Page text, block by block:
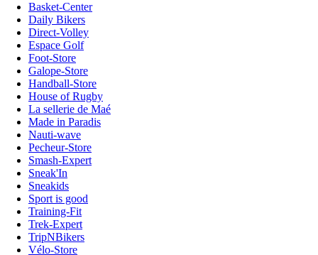
Basket-Center
Daily Bikers
Direct-Volley
Espace Golf
Foot-Store
Galope-Store
Handball-Store
House of Rugby
La sellerie de Maé
Made in Paradis
Nauti-wave
Pecheur-Store
Smash-Expert
Sneak'In
Sneakids
Sport is good
Training-Fit
Trek-Expert
TripNBikers
Vélo-Store